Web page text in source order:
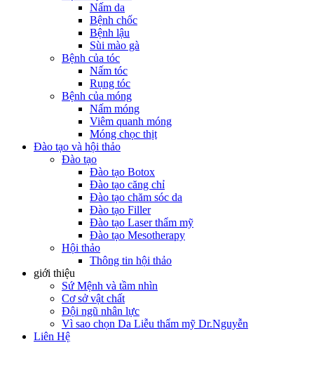
Nấm da
Bệnh chốc
Bệnh lậu
Sùi mào gà
Bệnh của tóc
Nấm tóc
Rụng tóc
Bệnh của móng
Nấm móng
Viêm quanh móng
Móng chọc thịt
Đào tạo và hội thảo
Đào tạo
Đào tạo Botox
Đào tạo căng chỉ
Đào tạo chăm sóc da
Đào tạo Filler
Đào tạo Laser thẩm mỹ
Đào tạo Mesotherapy
Hội thảo
Thông tin hội thảo
giới thiệu
Sứ Mệnh và tầm nhìn
Cơ sở vật chất
Đội ngũ nhân lực
Vì sao chọn Da Liễu thẩm mỹ Dr.Nguyễn
Liên Hệ